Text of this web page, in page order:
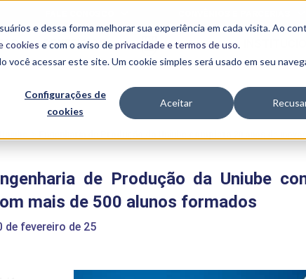
e dessa forma melhorar sua experiência em cada visita. Ao
cookies e com o aviso deprivacidade e termos de uso.
você acessar este site. Um cookie simples será usado em seu
Configurações de
cookies
Aceitar
BENEFÍCIOS
Acadêmicos
PIME
Programas de
Engenharia de Produção da Uniube completa 20 anos de
de Produção da Uniube
mais de 500 alunos formados
de fevereiro de 25